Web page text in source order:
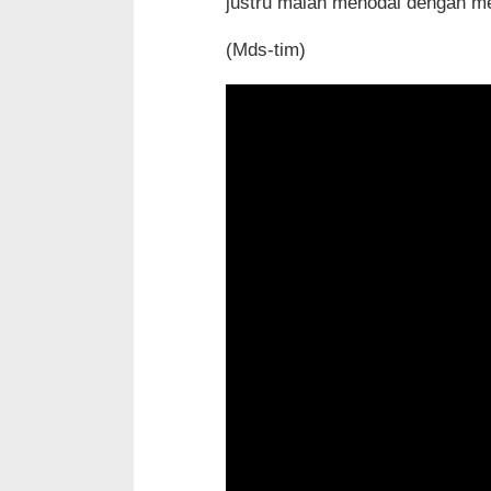
(Mds-tim)